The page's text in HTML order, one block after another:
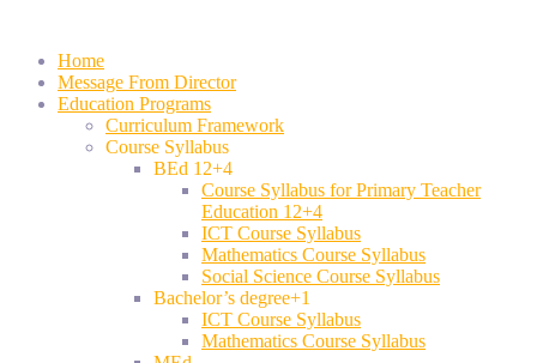
Home
Message From Director
Education Programs
Curriculum Framework
Course Syllabus
BEd 12+4
Course Syllabus for Primary Teacher
Education 12+4
ICT Course Syllabus
Mathematics Course Syllabus
Social Science Course Syllabus
Bachelor’s degree+1
ICT Course Syllabus
Mathematics Course Syllabus